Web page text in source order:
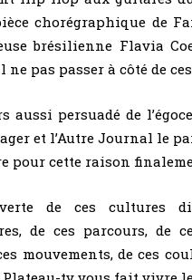
pièce chorégraphique de
brésilienne Flavia
pas passer à côté de
aussi persuadé de
et l’Autre Journal le
pour cette raison
de ces cultures
de ces parcours, de
mouvements, de ces